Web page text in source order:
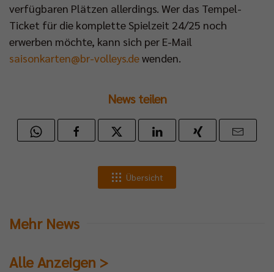
verfügbaren Plätzen allerdings. Wer das Tempel-
Ticket für die komplette Spielzeit 24/25 noch
erwerben möchte, kann sich per E-Mail
saisonkarten@br-volleys.dewenden.
News teilen
Übersicht
Mehr News
Alle Anzeigen >